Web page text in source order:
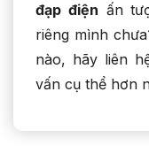
đạp điện ấn
riêng mình
nào, hãy liên
vấn cụ thể hơn